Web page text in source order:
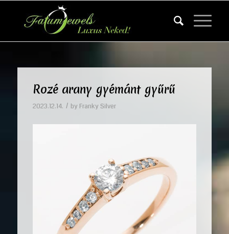
Rozé arany gyémánt gyűrű
2023.12.14. / by Franky Silver